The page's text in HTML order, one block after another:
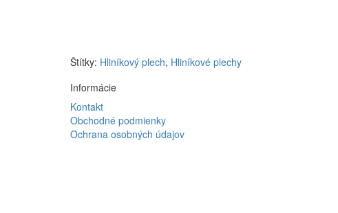
Štítky: Hliníkový plech, Hliníkové plechy
Informácie
Kontakt
Obchodné podmienky
Ochrana osobných údajov